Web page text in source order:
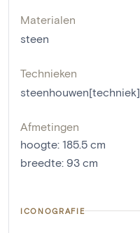
Materialen
steen
Technieken
steenhouwen[techniek]
Afmetingen
hoogte: 185.5 cm
breedte: 93 cm
ICONOGRAFIE